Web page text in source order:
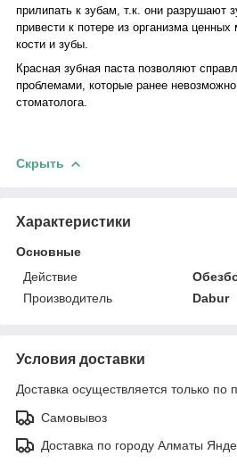
прилипать к зубам, т.к. они разрушают
привести к потере из организма
кости и зубы.
Красная зубная паста позволяют
проблемами, которые ранее
стоматолога.
Скрыть
Характеристики
Основные
Действие
Производитель
Dabur
Условия доставки
Доставка осуществляется только по
Самовывоз
Доставка по городу Алматы